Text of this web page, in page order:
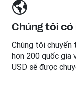
Chúng tôi có
Chúng tôi
hơn 200 quốc gia
USD sẽ được